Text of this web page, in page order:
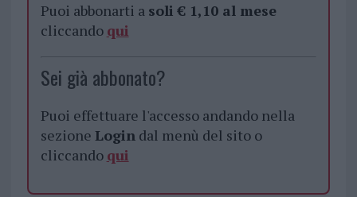
Puoi abbonarti a soli € 1,10 al mese
cliccando qui
Sei già abbonato?
Puoi effettuare l'accesso andando nella
sezione Logindal menù del sito o
cliccando qui